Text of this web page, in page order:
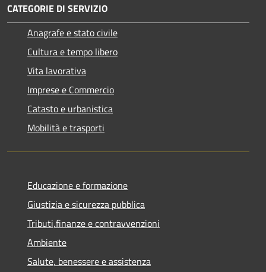
CATEGORIE DI SERVIZIO
Anagrafe e stato civile
Cultura e tempo libero
Vita lavorativa
Imprese e Commercio
Catasto e urbanistica
Mobilità e trasporti
Educazione e formazione
Giustizia e sicurezza pubblica
Tributi,finanze e contravvenzioni
Ambiente
Salute, benessere e assistenza